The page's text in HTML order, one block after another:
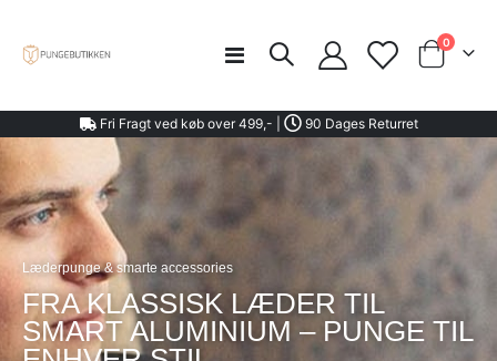
Toggle
0varer
Fri Fragt ved køb over 499,- | 90 Dages Returret
Læderpunge & smarte accessories
FRA KLASSISK LÆDER TIL
SMART ALUMINIUM – PUNGE TIL